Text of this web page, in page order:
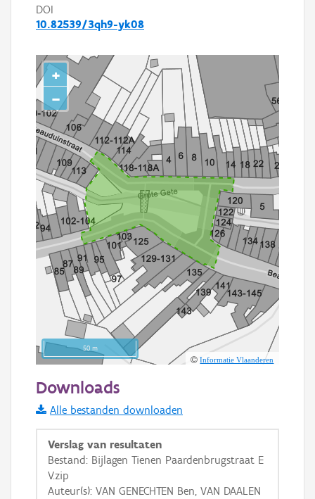
DOI
10.82539/3qh9-yk08
50 m
Informatie Vlaanderen
+
−
Basis Lagen
OSM-Basiskaart
Ortho
GRB-Basiskaart
Downloads
Alle bestanden downloaden
Verslag van resultaten
Bestand: Bijlagen Tienen Paardenbrugstraat E
V.zip
Auteur(s): VAN GENECHTEN Ben, VAN DAALEN